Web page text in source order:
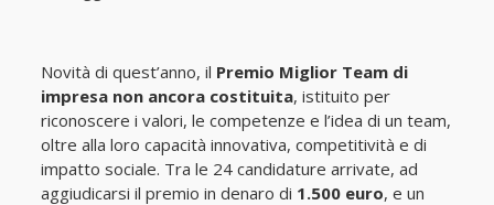
Novità di quest’anno, il Premio Miglior Team di
impresa non ancora costituita, istituito per
riconoscere i valori, le competenze e l’idea di un team,
oltre alla loro capacità innovativa, competitività e di
impatto sociale. Tra le 24 candidature arrivate, ad
aggiudicarsi il premio in denaro di 1.500 euro, e un